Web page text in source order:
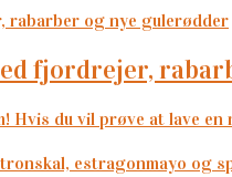
fjordrejer,
Hvis du vil prøve at lave en